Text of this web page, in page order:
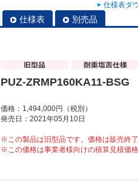
仕様表ダ
仕様表 別売品
PUZ-ZRMP160KA11-BSG
価格：1,494,000円（税別）
発売日：2021年05月10日
※この製品は旧型品です。価格は販売終
※この価格は事業者様向けの積算見積価